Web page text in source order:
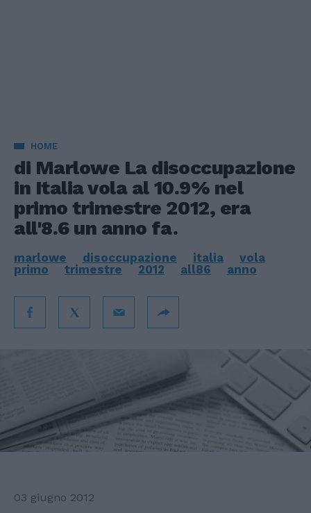
HOME
di Marlowe La disoccupazione
in Italia vola al 10.9% nel
primo trimestre 2012, era
all'8.6 un anno fa.
marlowe disoccupazione italia
vola
primo
trimestre 2012 all86 anno
03 giugno 2012